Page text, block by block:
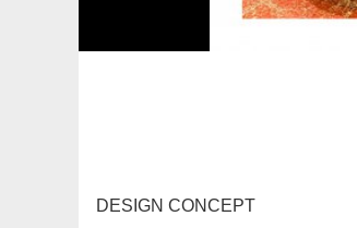
DESIGN CONCEPT